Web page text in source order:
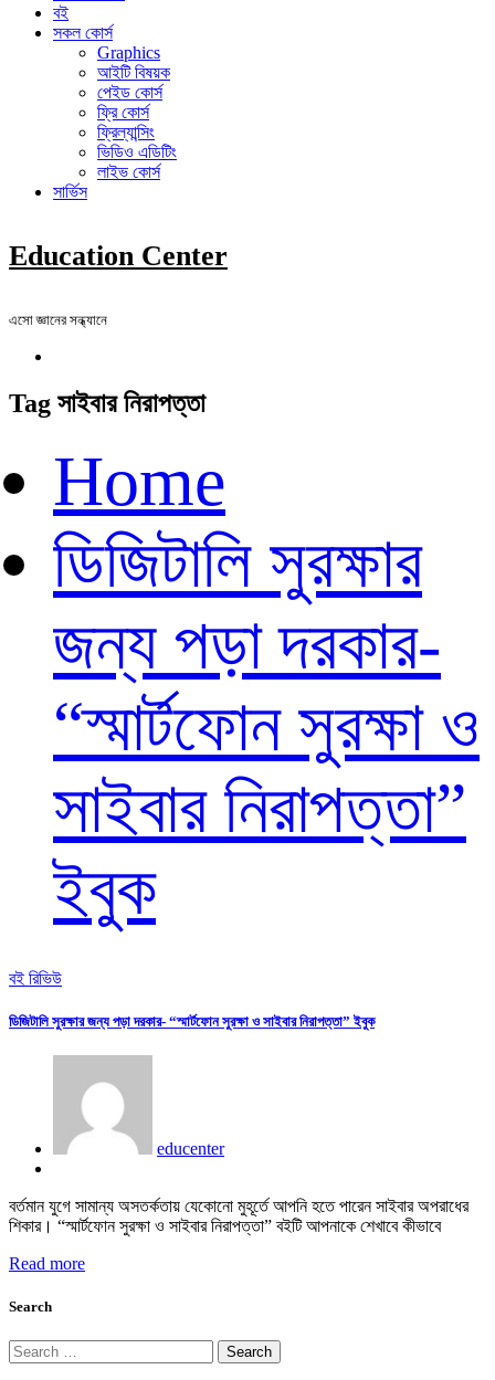
বই
সকল কোর্স
Graphics
আইটি বিষয়ক
পেইড কোর্স
ফ্রি কোর্স
ফ্রিল্যান্সিং
ভিডিও এডিটিং
লাইভ কোর্স
সার্ভিস
Education Center
এসো জ্ঞানের সন্ধ্যানে
Tag সাইবার নিরাপত্তা
Home
ডিজিটালি সুরক্ষার
জন্য পড়া দরকার-
“স্মার্টফোন সুরক্ষা ও
সাইবার নিরাপত্তা”
ইবুক
বই রিভিউ
ডিজিটালি সুরক্ষার জন্য পড়া দরকার- “স্মার্টফোন সুরক্ষা ও সাইবার নিরাপত্তা” ইবুক
educenter
বর্তমান যুগে সামান্য অসতর্কতায় যেকোনো মুহূর্তে আপনি হতে পারেন সাইবার অপরাধের
শিকার। “স্মার্টফোন সুরক্ষা ও সাইবার নিরাপত্তা” বইটি আপনাকে শেখাবে কীভাবে
Read more
Search
Search
for: